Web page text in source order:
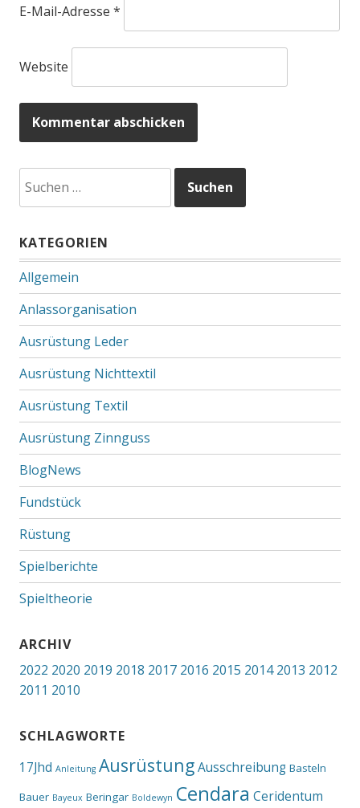
E-Mail-Adresse *
Website
nach:
KATEGORIEN
Allgemein
Anlassorganisation
Ausrüstung Leder
Ausrüstung Nichttextil
Ausrüstung Textil
Ausrüstung Zinnguss
BlogNews
Fundstück
Rüstung
Spielberichte
Spieltheorie
ARCHIV
2022 2020 2019 2018 2017 2016 2015 2014 2013 2012
2011 2010
SCHLAGWORTE
17Jhd Anleitung Ausrüstung Ausschreibung Basteln
Bauer Bayeux Beringar Boldewyn Cendara Ceridentum